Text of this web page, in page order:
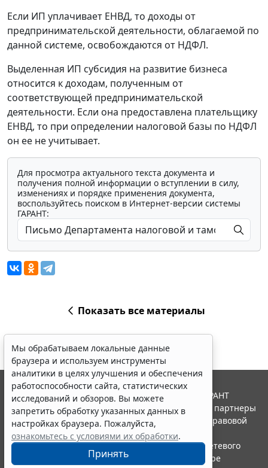
Если ИП уплачивает ЕНВД, то доходы от
предпринимательской деятельности, облагаемой по
данной системе, освобождаются от НДФЛ.
Выделенная ИП субсидия на развитие бизнеса
относится к доходам, полученным от
соответствующей предпринимательской
деятельности. Если она предоставлена плательщику
ЕНВД, то при определении налоговой базы по НДФЛ
он ее не учитывает.
Для просмотра актуального текста документа и
получения полной информации о вступлении в силу,
изменениях и порядке применения документа,
воспользуйтесь поиском в Интернет-версии системы
ГАРАНТ:
Показать все материалы
Мы обрабатываем локальные данные
браузера и используем инструменты
аналитики в целях улучшения и обеспечения
работоспособности сайта, статистических
исследований и обзоров. Вы можете
запретить обработку указанных данных в
настройках браузера. Пожалуйста,
ознакомьтесь с условиями их обработки.
Принять
© ООО "НПП "ГАРАНТ-СЕРВИС", 2026. Система ГАРАНТ
выпускается с 1990 года. Компания "Гарант" и ее партнеры
являются участниками Российской ассоциации правовой
информации ГАРАНТ.
Портал ГАРАНТ.РУ зарегистрирован в качестве сетевого
издания Федеральной службой по надзору в сфере